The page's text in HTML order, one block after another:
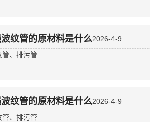
纹管的原材料是什么2026-4-9
管、排污管
纹管的原材料是什么2026-4-9
管、排污管